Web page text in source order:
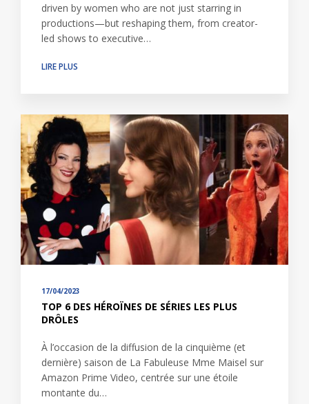
driven by women who are not just starring in
productions—but reshaping them, from creator-
led shows to executive…
LIRE PLUS
17/04/2023
TOP 6 DES HÉROÏNES DE SÉRIES LES PLUS
DRÔLES
À l’occasion de la diffusion de la cinquième (et
dernière) saison de La Fabuleuse Mme Maisel sur
Amazon Prime Video, centrée sur une étoile
montante du…